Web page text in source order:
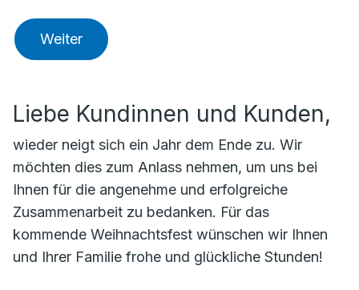
Weiter
Liebe Kundinnen und Kunden,
wieder neigt sich ein Jahr dem Ende zu. Wir
möchten dies zum Anlass nehmen, um uns bei
Ihnen für die angenehme und erfolgreiche
Zusammenarbeit zu bedanken. Für das
kommende Weihnachtsfest wünschen wir Ihnen
und Ihrer Familie frohe und glückliche Stunden!